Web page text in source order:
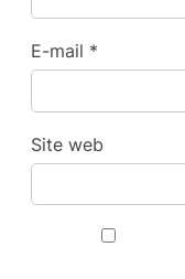
E-mail *
Site web